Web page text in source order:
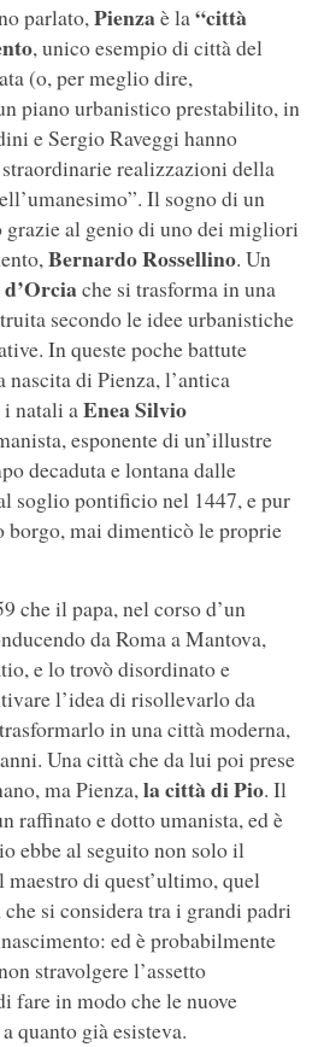
parlato,Pienzaè la“città
, unico esempio di città del
(o, per meglio dire,
piano urbanistico prestabilito, in
e Sergio Raveggi hanno
realizzazioni della
Il sogno di un
grazie al genio di uno dei migliori
Bernardo Rossellino. Un
che si trasforma in una
secondo le idee urbanistiche
In queste poche battute
di Pienza, l’antica
natali aEnea Silvio
esponente di un’illustre
decaduta e lontana dalle
soglio pontificio nel 1447, e pur
borgo, mai dimenticò le proprie
che il papa, nel corso d’un
da Roma a Mantova,
e lo trovò disordinato e
l’idea di risollevarlo da
in una città moderna,
Una città che da lui poi prese
ma Pienza,la città di Pio. Il
raffinato e dotto umanista, ed è
ebbe al seguito non solo il
di quest’ultimo, quel
che si considera tra i grandi padri
ed è probabilmente
stravolgere l’assetto
fare in modo che le nuove
quanto già esisteva.